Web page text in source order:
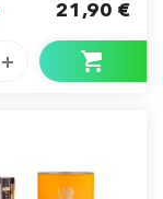
21,90 €